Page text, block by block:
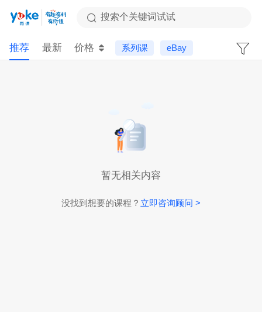
搜索个关键词试试
推荐 最新 价格 系列课 eBay
暂无相关内容
没找到想要的课程？ 立即咨询顾问 >